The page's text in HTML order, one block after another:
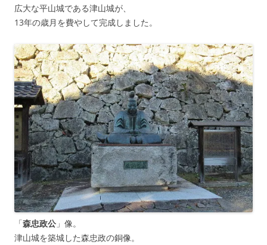
広大な平山城である津山城が、
13年の歳月を費やして完成しました。
「森忠政公 」像。
津山城を築城した森忠政の銅像。